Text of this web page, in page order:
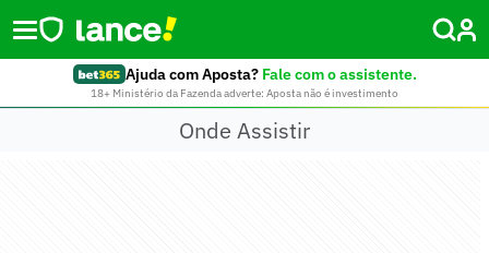
Ajuda com Aposta? Fale com o assistente.
18+ Ministério da Fazenda adverte: Aposta não é investimento
Onde Assistir